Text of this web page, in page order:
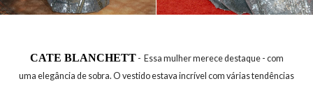
CATE BLANCHETT- Essa mulher merece destaque - com
uma elegância de sobra. O vestido estava incrível com várias tendências